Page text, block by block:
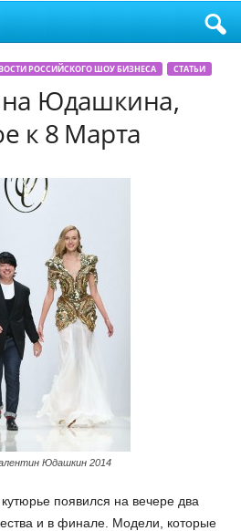
РОССИЙСКОГО ШОУ БИЗНЕСА СТАТЬИ
Юдашкина,
к 8 Марта
Юдашкин 2014
появился на вечере два
и в финале. Модели, которые